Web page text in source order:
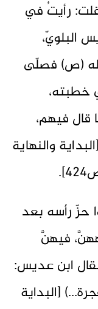
رأيتُ في
البلويّ،
(ص) فصلّى
خطبته،
فيهم،
والنهاية
حزّ رأسه بعد
فيهنَّ
فقال ابن عديس:
[البداية